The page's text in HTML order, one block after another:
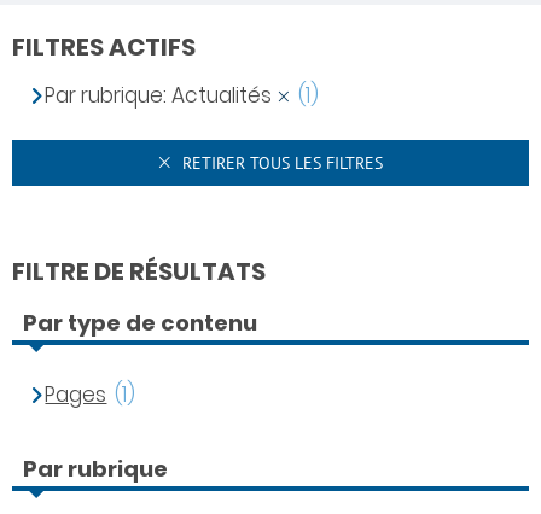
FILTRES ACTIFS
Par rubrique: Actualités (1)
RETIRER TOUS LES FILTRES
FILTRE DE RÉSULTATS
Par type de contenu
Pages (1)
Par rubrique